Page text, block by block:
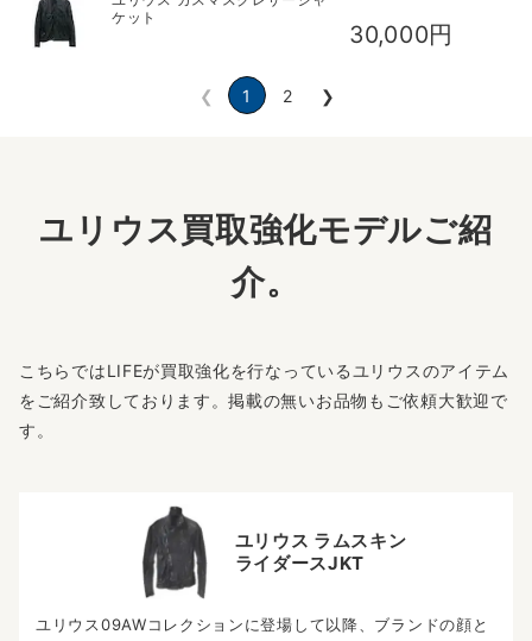
ケット
30,000円
❮ 1 2 ❯
ユリウス買取強化モデルご紹
介。
こちらではLIFEが買取強化を行なっているユリウスのアイテム
をご紹介致しております。掲載の無いお品物もご依頼大歓迎で
す。
ユリウス ラムスキン
ライダースJKT
ユリウス09AWコレクションに登場して以降、ブランドの顔と